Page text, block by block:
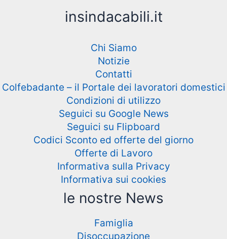
insindacabili.it
Chi Siamo
Notizie
Contatti
Colfebadante – il Portale dei lavoratori domestici
Condizioni di utilizzo
Seguici su Google News
Seguici su Flipboard
Codici Sconto ed offerte del giorno
Offerte di Lavoro
Informativa sulla Privacy
Informativa sui cookies
le nostre News
Famiglia
Disoccupazione